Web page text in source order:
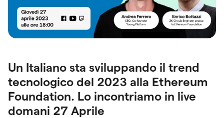
Un Italiano sta sviluppando il trend
tecnologico del 2023 alla Ethereum
Foundation. Lo incontriamo in live
domani 27 Aprile